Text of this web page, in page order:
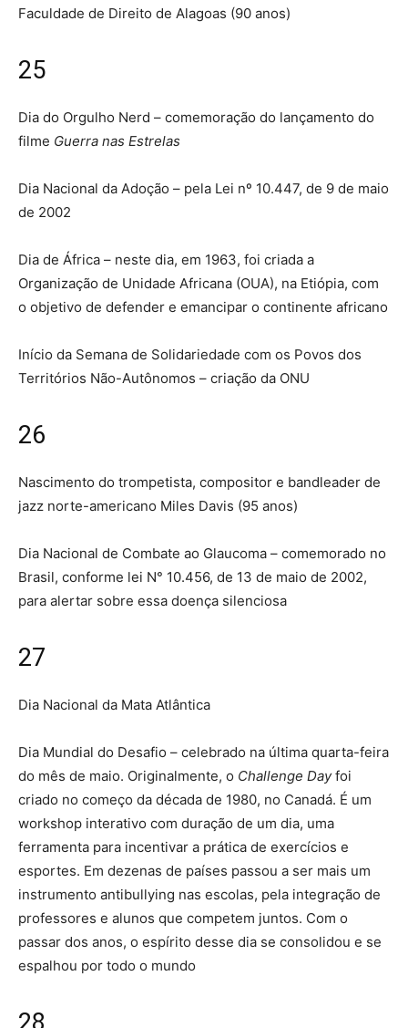
Faculdade de Direito de Alagoas (90 anos)
25
Dia do Orgulho Nerd – comemoração do lançamento do
filme Guerra nas Estrelas
Dia Nacional da Adoção – pela Lei nº 10.447, de 9 de maio
de 2002
Dia de África – neste dia, em 1963, foi criada a
Organização de Unidade Africana (OUA), na Etiópia, com
o objetivo de defender e emancipar o continente africano
Início da Semana de Solidariedade com os Povos dos
Territórios Não-Autônomos – criação da ONU
26
Nascimento do trompetista, compositor e bandleader de
jazz norte-americano Miles Davis (95 anos)
Dia Nacional de Combate ao Glaucoma – comemorado no
Brasil, conforme lei N° 10.456, de 13 de maio de 2002,
para alertar sobre essa doença silenciosa
27
Dia Nacional da Mata Atlântica
Dia Mundial do Desafio – celebrado na última quarta-feira
do mês de maio. Originalmente, o Challenge Dayfoi
criado no começo da década de 1980, no Canadá. É um
workshop interativo com duração de um dia, uma
ferramenta para incentivar a prática de exercícios e
esportes. Em dezenas de países passou a ser mais um
instrumento antibullying nas escolas, pela integração de
professores e alunos que competem juntos. Com o
passar dos anos, o espírito desse dia se consolidou e se
espalhou por todo o mundo